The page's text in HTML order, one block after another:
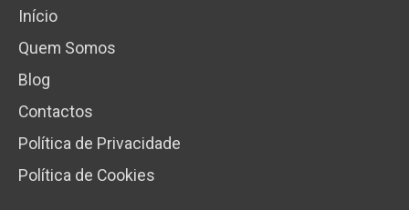
Início
Quem Somos
Blog
Contactos
Política de Privacidade
Política de Cookies